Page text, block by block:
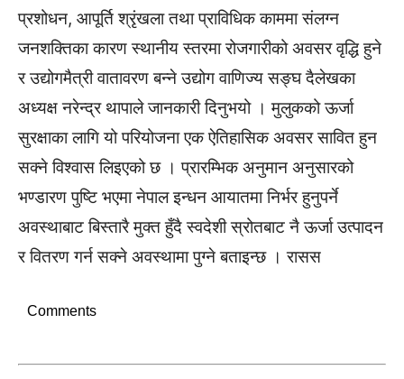
प्रशोधन, आपूर्ति श्रृंखला तथा प्राविधिक काममा संलग्न
जनशक्तिका कारण स्थानीय स्तरमा रोजगारीको अवसर वृद्धि हुने
र उद्योगमैत्री वातावरण बन्ने उद्योग वाणिज्य सङ्घ दैलेखका
अध्यक्ष नरेन्द्र थापाले जानकारी दिनुभयो । मुलुकको ऊर्जा
सुरक्षाका लागि यो परियोजना एक ऐतिहासिक अवसर सावित हुन
सक्ने विश्वास लिइएको छ । प्रारम्भिक अनुमान अनुसारको
भण्डारण पुष्टि भएमा नेपाल इन्धन आयातमा निर्भर हुनुपर्ने
अवस्थाबाट बिस्तारै मुक्त हुँदै स्वदेशी स्रोतबाट नै ऊर्जा उत्पादन
र वितरण गर्न सक्ने अवस्थामा पुग्ने बताइन्छ । रासस
Comments